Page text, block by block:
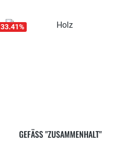
33.41%
GEFÄSS "ZUSAMMENHALT"